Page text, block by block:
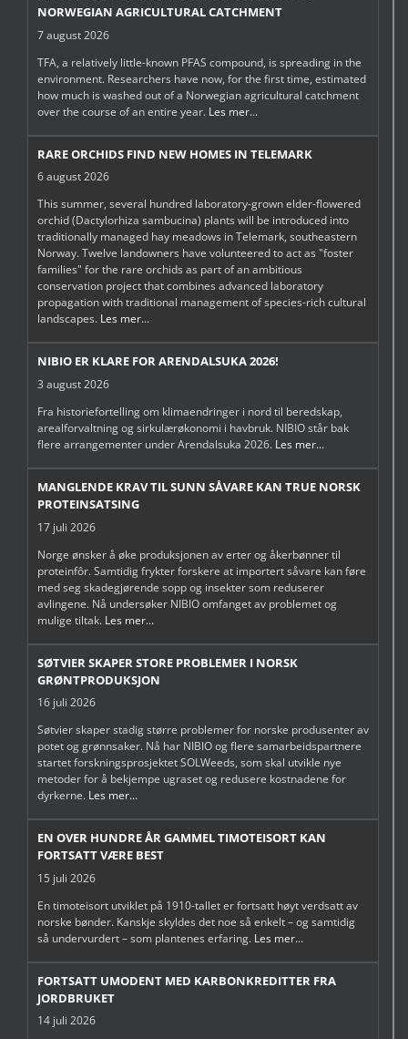
NORWEGIAN AGRICULTURAL CATCHMENT
7 august 2026
TFA, a relatively little-known PFAS compound, is spreading in the
environment. Researchers have now, for the first time, estimated
how much is washed out of a Norwegian agricultural catchment
over the course of an entire year. Les mer...
RARE ORCHIDS FIND NEW HOMES IN TELEMARK
6 august 2026
This summer, several hundred laboratory-grown elder-flowered
orchid (Dactylorhiza sambucina) plants will be introduced into
traditionally managed hay meadows in Telemark, southeastern
Norway. Twelve landowners have volunteered to act as "foster
families" for the rare orchids as part of an ambitious
conservation project that combines advanced laboratory
propagation with traditional management of species-rich cultural
landscapes. Les mer...
NIBIO ER KLARE FOR ARENDALSUKA 2026!
3 august 2026
Fra historiefortelling om klimaendringer i nord til beredskap,
arealforvaltning og sirkulærøkonomi i havbruk. NIBIO står bak
flere arrangementer under Arendalsuka 2026. Les mer...
MANGLENDE KRAV TIL SUNN SÅVARE KAN TRUE NORSK
PROTEINSATSING
17 juli 2026
Norge ønsker å øke produksjonen av erter og åkerbønner til
proteinfôr. Samtidig frykter forskere at importert såvare kan føre
med seg skadegjørende sopp og insekter som reduserer
avlingene. Nå undersøker NIBIO omfanget av problemet og
mulige tiltak. Les mer...
SØTVIER SKAPER STORE PROBLEMER I NORSK
GRØNTPRODUKSJON
16 juli 2026
Søtvier skaper stadig større problemer for norske produsenter av
potet og grønnsaker. Nå har NIBIO og flere samarbeidspartnere
startet forskningsprosjektet SOLWeeds, som skal utvikle nye
metoder for å bekjempe ugraset og redusere kostnadene for
dyrkerne. Les mer...
EN OVER HUNDRE ÅR GAMMEL TIMOTEISORT KAN
FORTSATT VÆRE BEST
15 juli 2026
En timoteisort utviklet på 1910-tallet er fortsatt høyt verdsatt av
norske bønder. Kanskje skyldes det noe så enkelt – og samtidig
så undervurdert – som plantenes erfaring. Les mer...
FORTSATT UMODENT MED KARBONKREDITTER FRA
JORDBRUKET
14 juli 2026